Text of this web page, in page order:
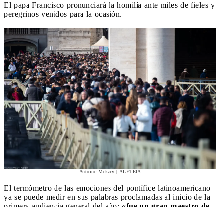
El papa Francisco pronunciará la homilía ante miles de fieles y
peregrinos venidos para la ocasión.
Antoine Mekary | ALETEIA
El termómetro de las emociones del pontífice latinoamericano
ya se puede medir en sus palabras proclamadas al inicio de la